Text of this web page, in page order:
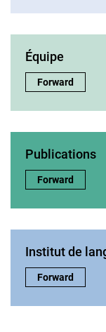
Équipe
Équipe:
Forward
Publications
Publications:
Forward
Institut de
Institut de
Forward